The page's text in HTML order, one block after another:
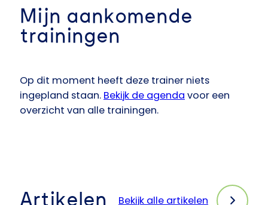
Mijn aankomende
trainingen
Op dit moment heeft deze trainer niets
ingepland staan. Bekijk de agenda voor een
overzicht van alle trainingen.
Artikelen Bekijk alle artikelen